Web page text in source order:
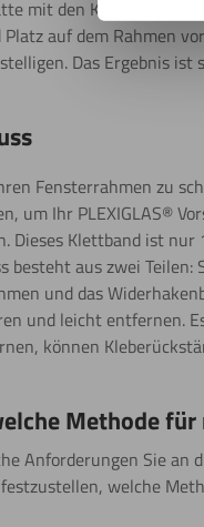
mit den Klammern
auf dem Rahmen
Das Ergebnis
Fensterrahmen zu
um Ihr PLEXIGLAS®
Dieses Klettband ist
besteht aus zwei Teilen:
und das
und leicht entfernen.
können
Methode
Anforderungen Sie
welche